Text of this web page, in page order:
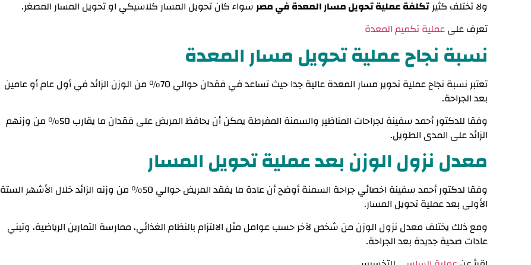
ولا تختلف كثيرتكلفة عملية تحويل مسار المعدة في مصرسواء كان تحويل المسار كلاسيكي او تحويل المسار المصغر.
تعرف علىعملية تكميم المعدة
نسبة نجاح عملية تحويل مسار المعدة
تعتبر نسبة نجاحعملية تحوير مسار المعدة
عالية جدا حيث تساعد في فقدان حوالي 70% من الوزن الزائد في أول عام أو عامين
بعد الجراحة.
وفقا للدكتور أحمد سفينة لجراحات المناظير والسمنة المفرطة يمكن أن يحافظ المريض على فقدان ما يقارب 50% من وزنهم
الزائد على المدى الطويل.
معدل نزول الوزن بعد عملية تحويل المسار
وفقا لدكتور أحمد سفينة اخصائي جراحة السمنة أوضح أن عادة ما يفقد المريض حوالي 50% من وزنه الزائد خلال الأشهر الستة
الأولى بعد عملية تحويل المسار.
ومع ذلك يختلف معدل نزول الوزن من شخص لآخر حسب عوامل مثل الالتزام بالنظام الغذائي، ممارسة التمارين الرياضية، وتبني
عادات صحية جديدة بعد الجراحة.